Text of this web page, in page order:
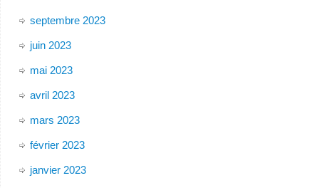
septembre 2023
juin 2023
mai 2023
avril 2023
mars 2023
février 2023
janvier 2023